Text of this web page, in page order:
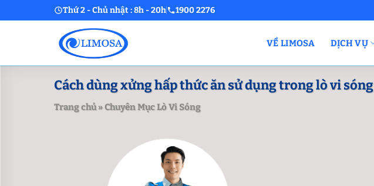
to
Thứ 2 - Chủ nhật : 8h - 20h 1900 2276
VỀ LIMOSA DỊCH VỤ
Cách dùng xửng hấp thức ăn sử dụng trong lò vi sóng
Trang chủ»Chuyên Mục Lò Vi Sóng